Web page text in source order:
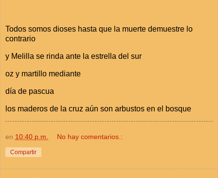
Todos somos dioses hasta que la muerte demuestre lo
contrario
y Melilla se rinda ante la estrella del sur
oz y martillo mediante
día de pascua
los maderos de la cruz aún son arbustos en el bosque
en 10:40 p.m. No hay comentarios.:
Compartir